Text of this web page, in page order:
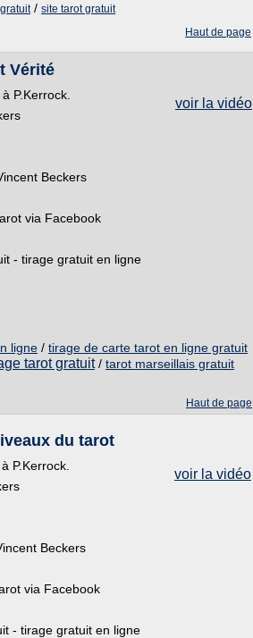
/ site tarot gratuit
Haut de page
Vérité
voir la vidéo
P.Kerrock.
Beckers
via Facebook
- tirage gratuit en ligne
ligne / tirage de carte tarot en ligne gratuit
tarot gratuit/ tarot marseillais gratuit
Haut de page
du tarot
voir la vidéo
P.Kerrock.
Beckers
via Facebook
- tirage gratuit en ligne